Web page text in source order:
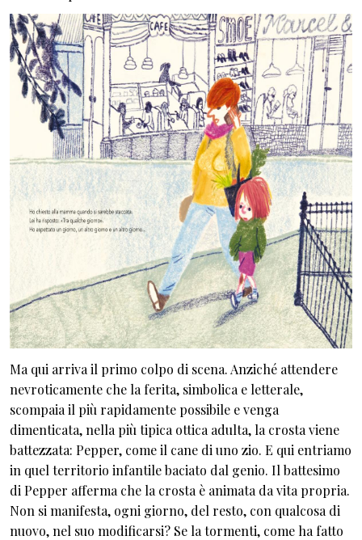
Ma qui arriva il primo colpo di scena. Anziché attendere
nevroticamente che la ferita, simbolica e letterale,
scompaia il più rapidamente possibile e venga
dimenticata, nella più tipica ottica adulta, la crosta viene
battezzata: Pepper, come il cane di uno zio. E qui entriamo
in quel territorio infantile baciato dal genio. Il battesimo
di Pepper afferma che la crosta è animata da vita propria.
Non si manifesta, ogni giorno, del resto, con qualcosa di
nuovo, nel suo modificarsi? Se la tormenti, come ha fatto